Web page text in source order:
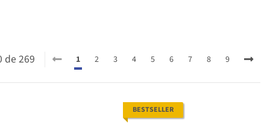
de 269 1 2 3 4 5 6 7 8 9
BESTSELLER